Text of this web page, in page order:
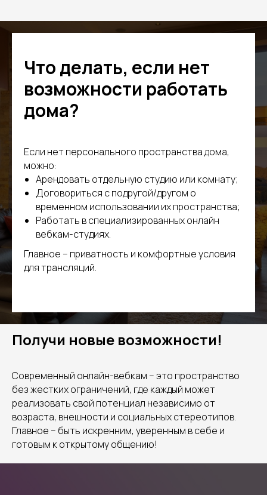
Что делать, если нет
возможности работать
дома?
Если нет персонального пространства дома,
можно:
Арендовать отдельную студию или комнату;
Договориться с подругой/другом о
временном использовании их пространства;
Работать в специализированных онлайн
вебкам-студиях.
Главное – приватность и комфортные условия
для трансляций.
Получи новые возможности!
Современный онлайн-вебкам – это пространство
без жестких ограничений, где каждый может
реализовать свой потенциал независимо от
возраста, внешности и социальных стереотипов.
Главное – быть искренним, уверенным в себе и
готовым к открытому общению!